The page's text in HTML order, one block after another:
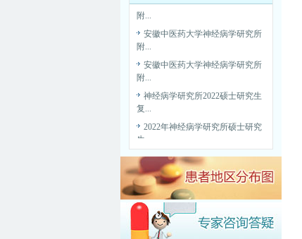
安徽中医药大学神经病学研究所
安徽中医药大学神经病学研究所
神经病学研究所2022硕士研究生
2022年神经病学研究所硕士研究
医药代表院内准入及接待管理制
度...
安徽中医药大学神经病学研究所
附...
安徽中医药大学神经病学研究所
附...
SPF动物房高压灭菌设备采购公